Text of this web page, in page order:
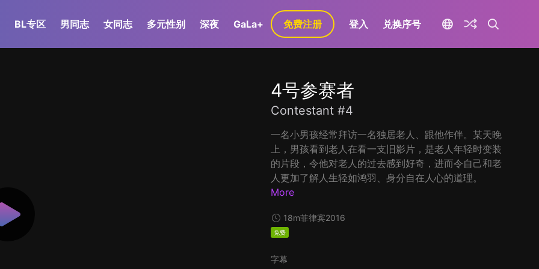
BL专区 男同志 女同志 多元性别 深夜 GaLa+ 免费注册 登入 兑换序号
4号参赛者
Contestant #4
一名小男孩经常拜访一名独居老人、跟他作伴。某天晚
上，男孩看到老人在看一支旧影片，是老人年轻时变装
的片段，令他对老人的过去感到好奇，进而令自己和老
人更加了解人生轻如鸿羽、身分自在人心的道理。
More
18m菲律宾2016
免费
字幕